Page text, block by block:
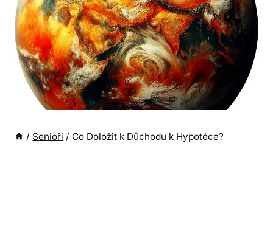
/ Senioři / Co Doložit k Důchodu k Hypotéce?